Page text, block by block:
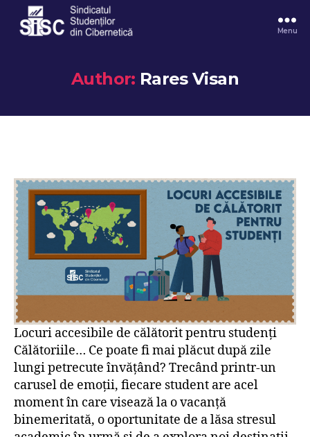
Menu
Author: Rares Visan
Locuri accesibile de călătorit pentru studenți
Călătoriile… Ce poate fi mai plăcut după zile
lungi petrecute învățând? Trecând printr-un
carusel de emoții, fiecare student are acel
moment în care visează la o vacanță
binemeritată, o oportunitate de a lăsa stresul